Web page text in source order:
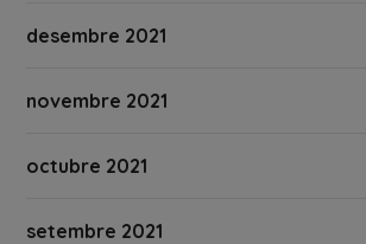
desembre 2021
novembre 2021
octubre 2021
setembre 2021